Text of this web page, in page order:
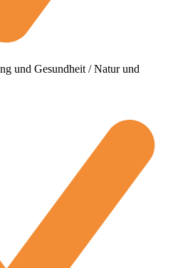
und Gesundheit / Natur und